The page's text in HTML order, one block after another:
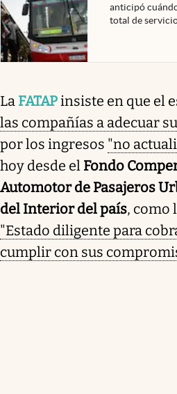
anticipó
total de
La FATAPinsiste en que el
las compañías a adecuar
por los ingresos "no
hoy desde el Fondo
Automotor de Pasajeros
del Interior del país, como
"Estado diligente para
cumplir con sus